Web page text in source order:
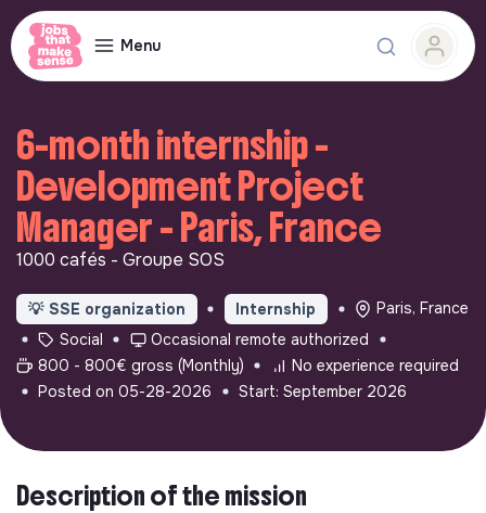
Menu
6-month internship -
Development Project
Manager - Paris, France
1000 cafés - Groupe SOS
💡 SSE organization Internship
Paris, France
Social
Occasional remote authorized
800 - 800€ gross (Monthly)
No experience required
Posted on 05-28-2026
Start: September 2026
Description of the mission